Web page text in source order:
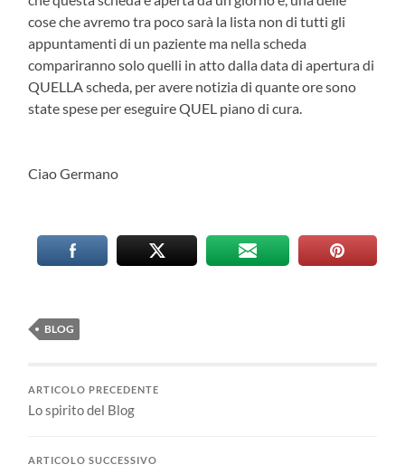
cose che avremo tra poco sarà la lista non di tutti gli
appuntamenti di un paziente ma nella scheda
compariranno solo quelli in atto dalla data di apertura di
QUELLA scheda, per avere notizia di quante ore sono
state spese per eseguire QUEL piano di cura.
Ciao Germano
BLOG
ARTICOLO PRECEDENTE
Lo spirito del Blog
ARTICOLO SUCCESSIVO